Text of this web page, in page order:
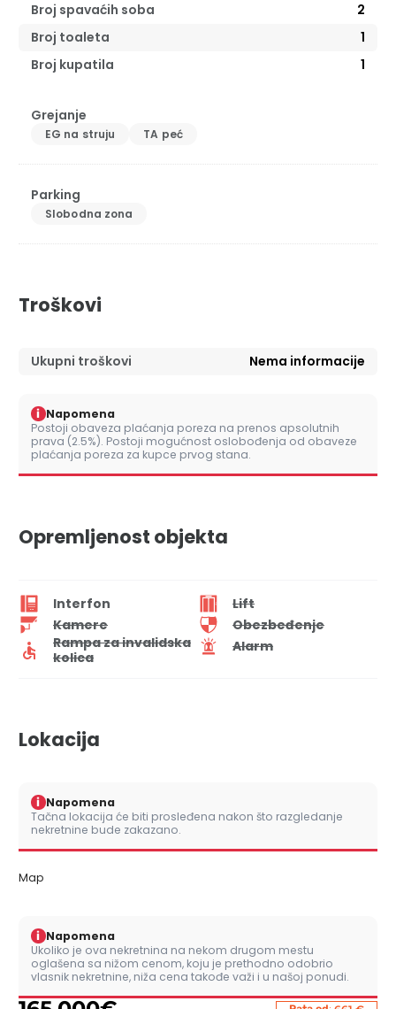
Broj spavaćih soba
2
Broj toaleta
1
Broj kupatila
1
Grejanje
EG na struju TA peć
Parking
Slobodna zona
Troškovi
Ukupni troškovi Nema informacije
i Napomena
Postoji obaveza plaćanja poreza na prenos apsolutnih
prava (2.5%). Postoji mogućnost oslobođenja od obaveze
plaćanja poreza za kupce prvog stana.
Opremljenost objekta
Interfon
Lift
Kamere
Obezbeđenje
Rampa za invalidska
kolica
Alarm
Lokacija
i Napomena
Tačna lokacija će biti prosleđena nakon što razgledanje
nekretnine bude zakazano.
Map
i Napomena
Ukoliko je ova nekretnina na nekom drugom mestu
oglašena sa nižom cenom, koju je prethodno odobrio
vlasnik nekretnine, niža cena takođe važi i u našoj ponudi.